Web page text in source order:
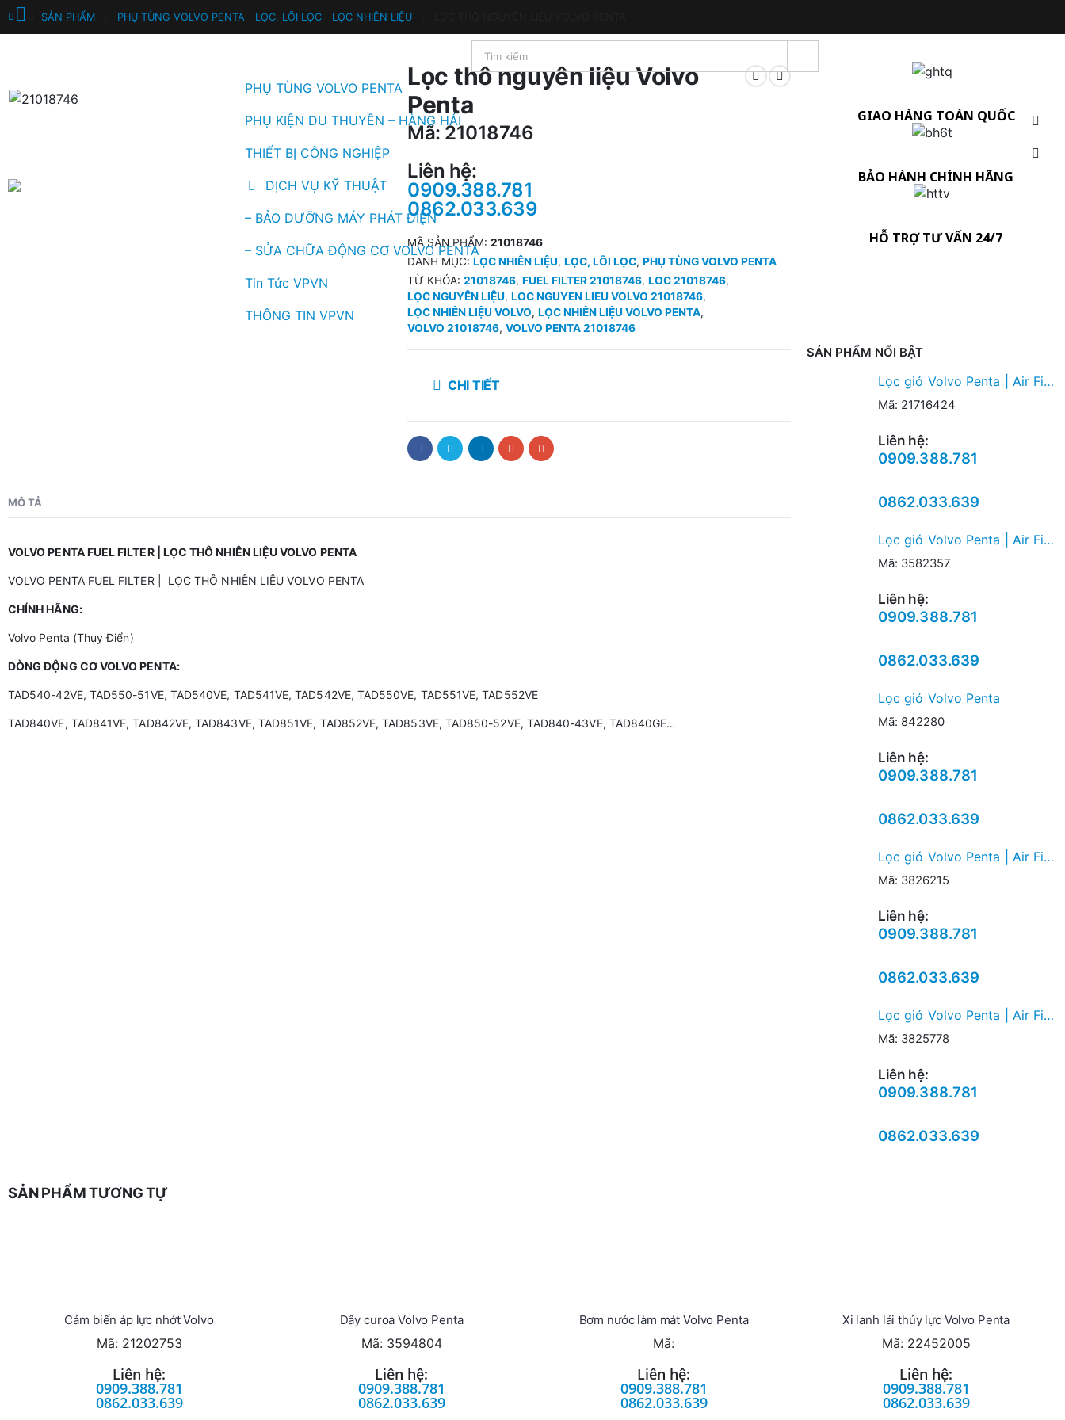
PHỤ TÙNG VOLVO PENTA
PHỤ KIỆN DU THUYỀN – HÀNG HẢI
THIẾT BỊ CÔNG NGHIỆP
DỊCH VỤ KỸ THUẬT
– BẢO DƯỠNG MÁY PHÁT ĐIỆN
– SỬA CHỮA ĐỘNG CƠ VOLVO PENTA
Tin Tức VPVN
THÔNG TIN VPVN
SẢN PHẨM PHỤ TÙNG VOLVO PENTA LỌC, LÕI LỌC LỌC NHIÊN LIỆU
Lọc thô nguyên liệu Volvo
Penta
Mã: 21018746
Liên hệ:
0909.388.781
0862.033.639
MÃ SẢN PHẨM: 21018746
DANH MỤC: LỌC NHIÊN LIỆU, LỌC, LÕI LỌC, PHỤ TÙNG VOLVO PENTA
TỪ KHÓA: 21018746, FUEL FILTER 21018746, LOC 21018746,
LỌC NGUYÊN LIỆU, LOC NGUYEN LIEU VOLVO 21018746,
LỌC NHIÊN LIỆU VOLVO, LỌC NHIÊN LIỆU VOLVO PENTA,
VOLVO 21018746, VOLVO PENTA 21018746
CHI TIẾT
MÔ TẢ
VOLVO PENTA FUEL FILTER | LỌC THÔ NHIÊN LIỆU VOLVO PENTA
VOLVO PENTA FUEL FILTER | LỌC THÔ NHIÊN LIỆU VOLVO PENTA
CHÍNH HÃNG:
Volvo Penta (Thụy Điển)
DÒNG ĐỘNG CƠ VOLVO PENTA:
TAD540-42VE, TAD550-51VE, TAD540VE, TAD541VE, TAD542VE, TAD550VE, TAD551VE, TAD552VE
TAD840VE, TAD841VE, TAD842VE, TAD843VE, TAD851VE, TAD852VE, TAD853VE, TAD850-52VE, TAD840-43VE, TAD840GE…
GIAO HÀNG TOÀN QUỐC
BẢO HÀNH CHÍNH HÃNG
HỖ TRỢ TƯ VẤN 24/7
SẢN PHẨM NỔI BẬT
Lọc gió Volvo Penta | Air Filter
Mã: 21716424
Liên hệ:
0909.388.781
0862.033.639
Lọc gió Volvo Penta | Air Filter
Mã: 3582357
Liên hệ:
0909.388.781
0862.033.639
Lọc gió Volvo Penta
Mã: 842280
Liên hệ:
0909.388.781
0862.033.639
Lọc gió Volvo Penta | Air Filter
Mã: 3826215
Liên hệ:
0909.388.781
0862.033.639
Lọc gió Volvo Penta | Air Filter
Mã: 3825778
Liên hệ:
0909.388.781
0862.033.639
SẢN PHẨM TƯƠNG TỰ
Cảm biến áp lực nhớt Volvo
Mã: 21202753
Liên hệ:
0909.388.781
0862.033.639
Dây curoa Volvo Penta
Mã: 3594804
Liên hệ:
0909.388.781
0862.033.639
Bơm nước làm mát Volvo Penta
Mã:
Liên hệ:
0909.388.781
0862.033.639
Xi lanh lái thủy lực Volvo Penta
Mã: 22452005
Liên hệ:
0909.388.781
0862.033.639